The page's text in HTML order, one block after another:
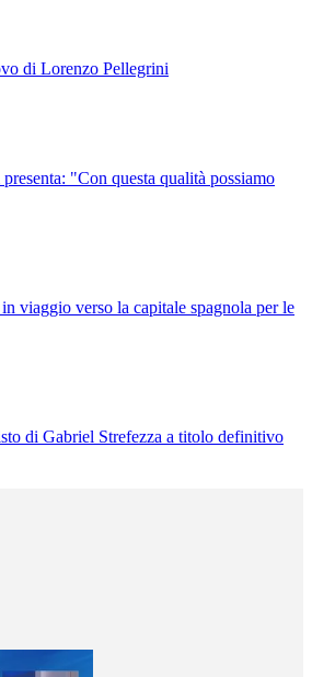
di Lorenzo Pellegrini
"Con questa qualità possiamo
viaggio verso la capitale spagnola per le
di Gabriel Strefezza a titolo definitivo